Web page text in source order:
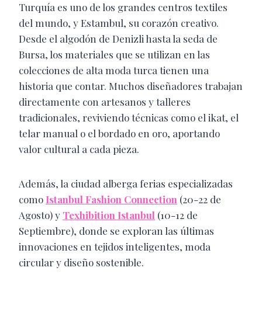
Turquía es uno de los grandes centros textiles
del mundo, y Estambul, su corazón creativo.
Desde el algodón de Denizli hasta la seda de
Bursa, los materiales que se utilizan en las
colecciones de alta moda turca tienen una
historia que contar. Muchos diseñadores trabajan
directamente con artesanos y talleres
tradicionales, reviviendo técnicas como el ikat, el
telar manual o el bordado en oro, aportando
valor cultural a cada pieza.
Además, la ciudad alberga ferias especializadas
como Istanbul Fashion Connection (20-22 de
Agosto) y Texhibition Istanbul (10-12 de
Septiembre), donde se exploran las últimas
innovaciones en tejidos inteligentes, moda
circular y diseño sostenible.